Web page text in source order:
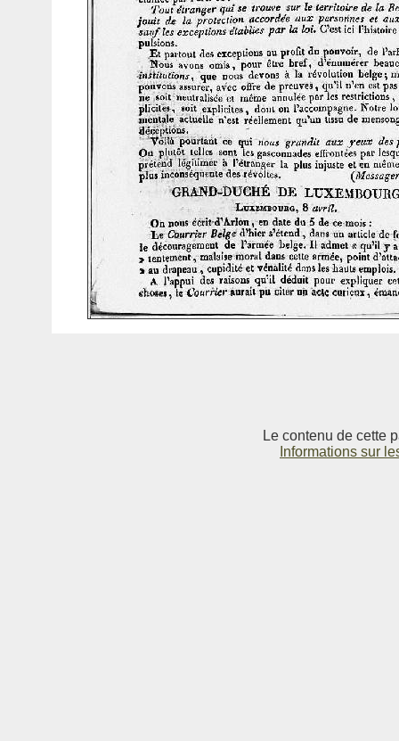
Le contenu de cette
Informations sur